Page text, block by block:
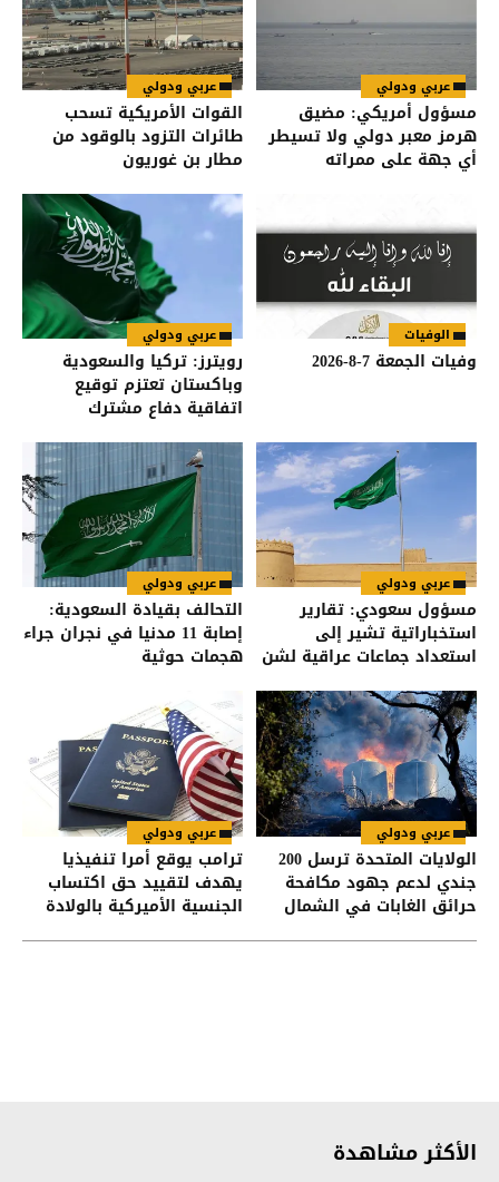
عربي ودولي
مسؤول أمريكي: مضيق
هرمز معبر دولي ولا تسيطر
أي جهة على ممراته
عربي ودولي
القوات الأمريكية تسحب
طائرات التزود بالوقود من
مطار بن غوريون
الوفيات
وفيات الجمعة 7-8-2026
عربي ودولي
رويترز: تركيا والسعودية
وباكستان تعتزم توقيع
اتفاقية دفاع مشترك
عربي ودولي
مسؤول سعودي: تقارير
استخباراتية تشير إلى
استعداد جماعات عراقية لشن
عربي ودولي
التحالف بقيادة السعودية:
إصابة 11 مدنيا في نجران جراء
هجمات حوثية
عربي ودولي
الولايات المتحدة ترسل 200
جندي لدعم جهود مكافحة
حرائق الغابات في الشمال
عربي ودولي
ترامب يوقع أمرا تنفيذيا
يهدف لتقييد حق اكتساب
الجنسية الأميركية بالولادة
الأكثر مشاهدة